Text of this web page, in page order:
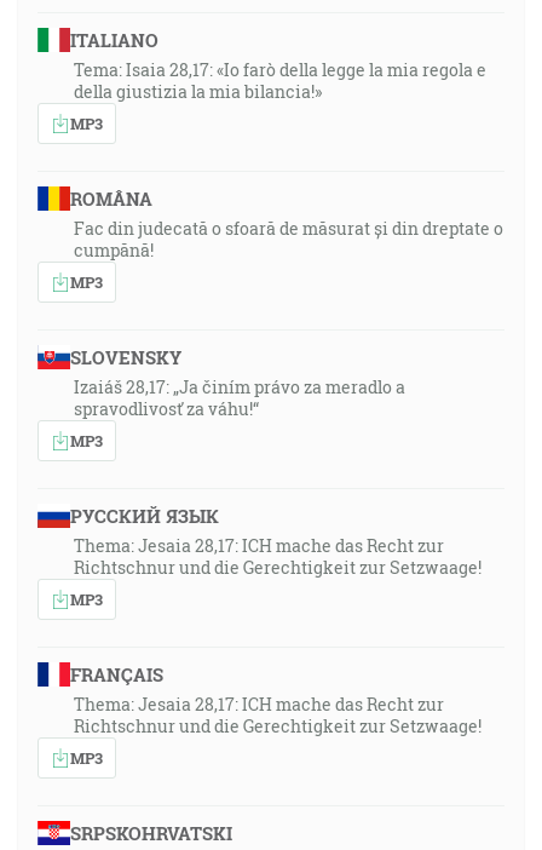
ITALIANO
Tema: Isaia 28,17: «Io farò della legge la mia regola e
della giustizia la mia bilancia!»
MP3
ROMÂNA
Fac din judecată o sfoară de măsurat și din dreptate o
cumpănă!
MP3
SLOVENSKY
Izaiáš 28,17: „Ja činím právo za meradlo a
spravodlivosť za váhu!“
MP3
РУССКИЙ ЯЗЫК
Thema: Jesaia 28,17: ICH mache das Recht zur
Richtschnur und die Gerechtigkeit zur Setzwaage!
MP3
FRANÇAIS
Thema: Jesaia 28,17: ICH mache das Recht zur
Richtschnur und die Gerechtigkeit zur Setzwaage!
MP3
SRPSKOHRVATSKI